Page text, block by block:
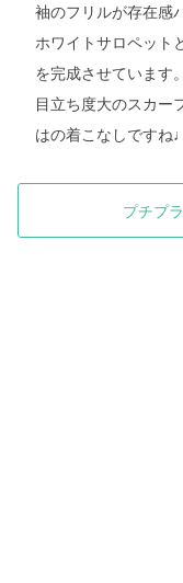
袖のフリルが存在感
ホワイトサロペット
を完成させています。
目立ち度大のスカー
はの着こなしですね♩
プチプ